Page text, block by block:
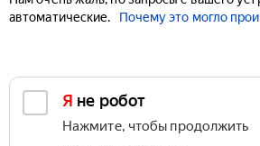
автоматические.
Почему это могло
Я не робот
Нажмите, чтобы продолжить